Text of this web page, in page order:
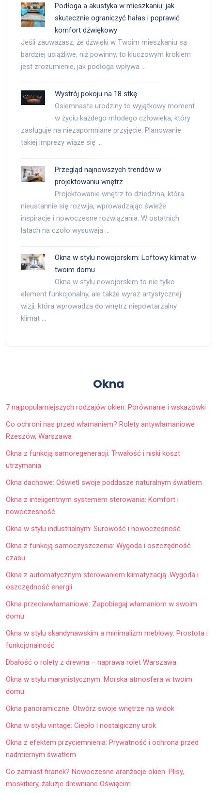
Podłoga a akustyka w mieszkaniu: jak
skutecznie ograniczyć hałas i poprawić
komfort dźwiękowy
Jeśli zauważasz, że dźwięki w Twoim mieszkaniu są
bardziej uciążliwe, niż powinny, to kluczowym krokiem
jest zrozumienie, jak podłoga wpływa …
Wystrój pokoju na 18 stkę
Osiemnaste urodziny to wyjątkowy moment
w życiu każdego młodego człowieka, który
zasługuje na niezapomniane przyjęcie. Planowanie
takiej imprezy wiąże się …
Przegląd najnowszych trendów w
projektowaniu wnętrz
Projektowanie wnętrz to dziedzina, która
nieustannie się rozwija, wprowadzając świeże
inspiracje i nowoczesne rozwiązania. W ostatnich
latach na czoło wysuwają …
Okna w stylu nowojorskim: Loftowy klimat w
twoim domu
Okna w stylu nowojorskim to nie tylko
element funkcjonalny, ale także wyraz artystycznej
wizji, która wprowadza do wnętrz niepowtarzalny
klimat …
Okna
7 najpopularniejszych rodzajów okien: Porównanie i wskazówki
Co ochroni nas przed włamaniem? Rolety antywłamaniowe
Rzeszów, Warszawa
Okna z funkcją samoregeneracji: Trwałość i niski koszt
utrzymania
Okna dachowe: Oświetl swoje poddasze naturalnym światłem
Okna z inteligentnym systemem sterowania: Komfort i
nowoczesność
Okna w stylu industrialnym: Surowość i nowoczesność
Okna z funkcją samoczyszczenia: Wygoda i oszczędność
czasu
Okna z automatycznym sterowaniem klimatyzacją: Wygoda i
oszczędność energii
Okna przeciwwłamaniowe: Zapobiegaj włamaniom w swoim
domu
Okna w stylu skandynawskim a minimalizm meblowy: Prostota i
funkcjonalność
Dbałość o rolety z drewna – naprawa rolet Warszawa
Okna w stylu marynistycznym: Morska atmosfera w twoim
domu
Okna panoramiczne: Otwórz swoje wnętrze na widok
Okna w stylu vintage: Ciepło i nostalgiczny urok
Okna z efektem przyciemnienia: Prywatność i ochrona przed
nadmiernym światłem
Co zamiast firanek? Nowoczesne aranżacje okien. Plisy,
moskitiery, żaluzje drewniane Oświęcim